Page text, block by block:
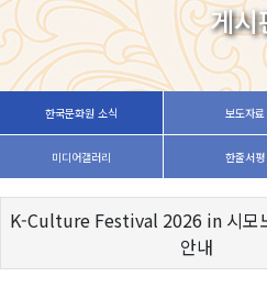
게시
한국문화원 소식 보도자료
미디어갤러리 한줄서평
K-Culture Festival 2026 in 시모
안내